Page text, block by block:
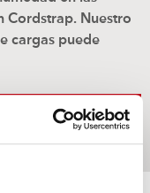
Cordstrap. Nuestro
cargas puede
de